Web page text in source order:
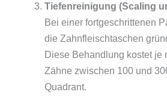
Tiefenreinigung (Scaling
Bei einer fortgeschrittenen
die Zahnfleischtaschen
Diese Behandlung kostet je
Zähne zwischen 100 und
Quadrant.